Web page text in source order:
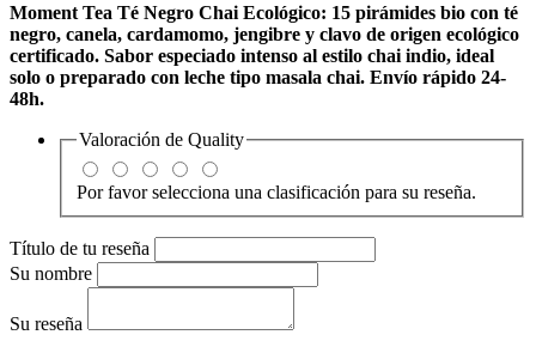
Moment Tea Té Negro Chai Ecológico: 15 pirámides bio con té
negro, canela, cardamomo, jengibre y clavo de origen ecológico
certificado. Sabor especiado intenso al estilo chai indio, ideal
solo o preparado con leche tipo masala chai. Envío rápido 24-
48h.
Valoración de Quality
Por favor selecciona una clasificación para su reseña.
Título de tu reseña
Su nombre
Su reseña